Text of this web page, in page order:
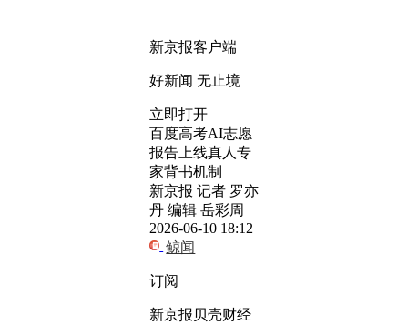
新京报客户端
好新闻 无止境
立即打开
百度高考AI志愿
报告上线真人专
家背书机制
新京报 记者 罗亦
丹 编辑 岳彩周
2026-06-10 18:12
鲸闻
订阅
新京报贝壳财经